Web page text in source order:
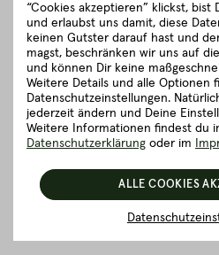
Details zum Artikel
der Kalbin - 250g”
Gut zu wissen
5 richtig gute Gründe für
“Cookies akzeptieren” klickst, bist
und erlaubst uns damit, diese
keinen Gutster darauf hast und
magst, beschränken wir uns auf
und können Dir keine
Weitere Details und alle Optionen
Datenschutzeinstellungen.
jederzeit ändern und Deine
Weitere Informationen findest du
Datenschutzerklärung oder im
ALLE COOKIES